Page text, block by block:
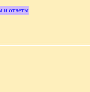
и ответы